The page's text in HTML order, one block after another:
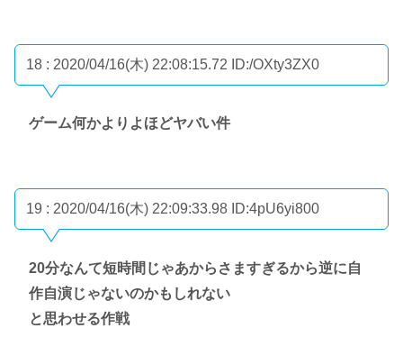
18 : 2020/04/16(木) 22:08:15.72 ID:/OXty3ZX0
ゲーム何かよりよほどヤバい件
19 : 2020/04/16(木) 22:09:33.98 ID:4pU6yi800
20分なんて短時間じゃあからさますぎるから逆に自
作自演じゃないのかもしれない
と思わせる作戦